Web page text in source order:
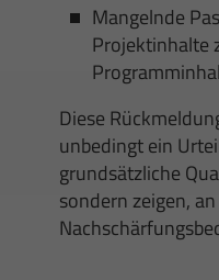
Mangelnde
Projektinhalte
Diese
unbedingt ein
grundsätzliche
sondern zeigen,